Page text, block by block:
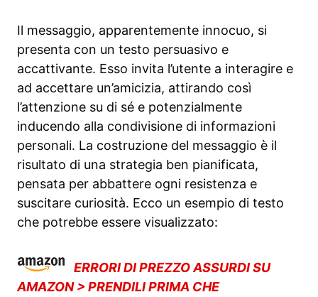
Il messaggio, apparentemente innocuo, si
presenta con un testo persuasivo e
accattivante. Esso invita l’utente a interagire e
ad accettare un’amicizia, attirando così
l’attenzione su di sé e potenzialmente
inducendo alla condivisione di informazioni
personali. La costruzione del messaggio è il
risultato di una strategia ben pianificata,
pensata per abbattere ogni resistenza e
suscitare curiosità. Ecco un esempio di testo
che potrebbe essere visualizzato:
ERRORI DI PREZZO ASSURDI SU
AMAZON > PRENDILI PRIMA CHE